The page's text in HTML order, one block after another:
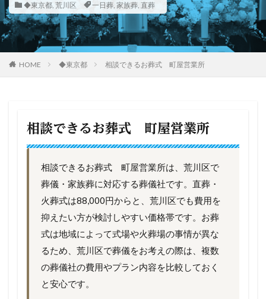
◆東京都, 荒川区 一日葬, 家族葬, 直葬
HOME ◆東京都 相談できるお葬式 町屋営業所
相談できるお葬式 町屋営業所
相談できるお葬式 町屋営業所は、荒川区で
葬儀・家族葬に対応する葬儀社です。直葬・
火葬式は88,000円からと、荒川区でも費用を
抑えたい方が検討しやすい価格帯です。お葬
式は地域によって式場や火葬場の事情が異な
るため、荒川区で葬儀をお考えの際は、複数
の葬儀社の費用やプラン内容を比較しておく
と安心です。